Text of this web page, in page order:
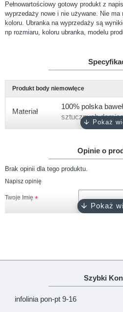
Pełnowartościowy gotowy produkt z
wyprzedaży nowe i nie używane. Nie
koloru. Ubranka na wyprzedaży są
np rozmiaru, koloru ubranka, modelu
Produkt body niemowlęce
Materiał
100% polska
sztucznych
krótki
Rozmiary 74
napy bezniklowe
Opinie o
Brak opinii dla tego produktu.
Napisz opinię
Twoje Imię
Twoja opinia
ZłaSzybki
infolinia pon-pt 9-16